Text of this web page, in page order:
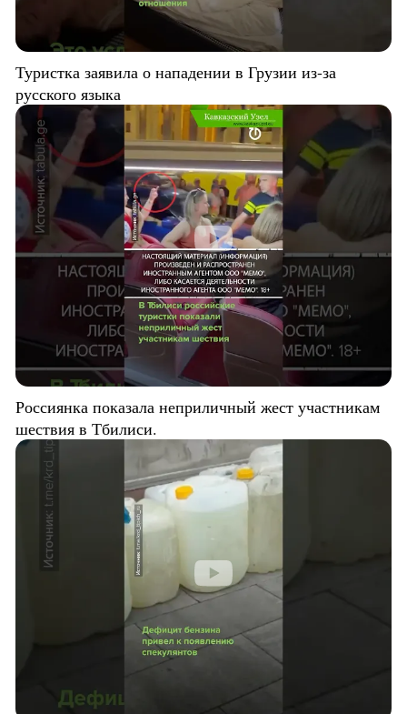
Туристка заявила о нападении в Грузии из-за
русского языка
Россиянка показала неприличный жест участникам
шествия в Тбилиси.